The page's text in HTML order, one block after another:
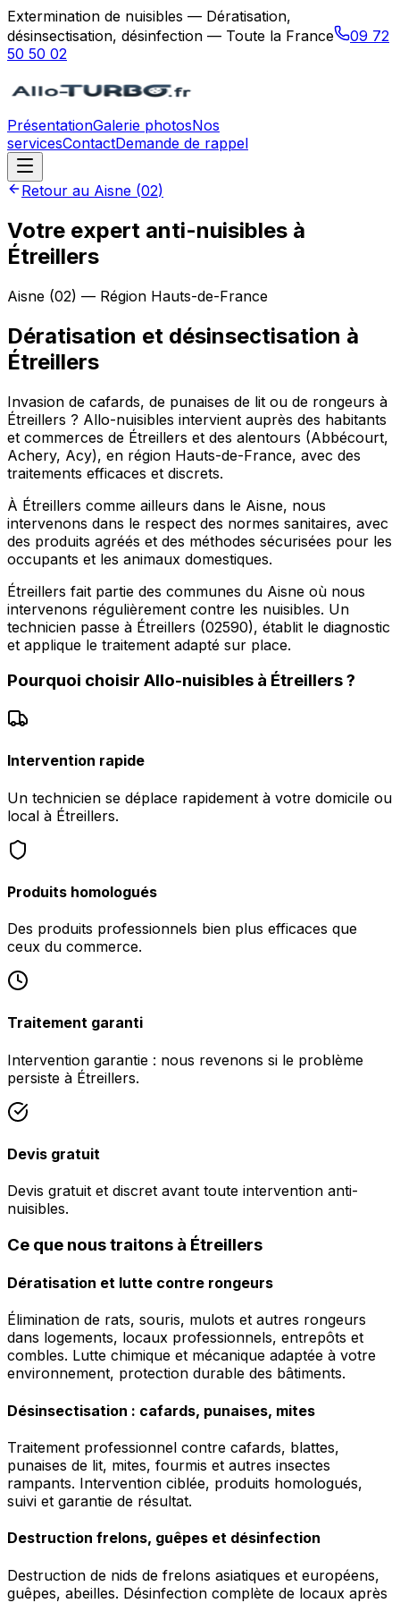
Extermination de nuisibles — Dératisation,
désinsectisation, désinfection — Toute la France
09 72
50 50 02
PrésentationGalerie photosNos
servicesContactDemande de rappel
Retour au Aisne (02)
Votre expert anti-nuisibles à
Étreillers
Aisne (02) — Région Hauts-de-France
Dératisation et désinsectisation à
Étreillers
Invasion de cafards, de punaises de lit ou de rongeurs à
Étreillers ? Allo-nuisibles intervient auprès des habitants
et commerces de Étreillers et des alentours (Abbécourt,
Achery, Acy), en région Hauts-de-France, avec des
traitements efficaces et discrets.
À Étreillers comme ailleurs dans le Aisne, nous
intervenons dans le respect des normes sanitaires, avec
des produits agréés et des méthodes sécurisées pour les
occupants et les animaux domestiques.
Étreillers fait partie des communes du Aisne où nous
intervenons régulièrement contre les nuisibles. Un
technicien passe à Étreillers (02590), établit le diagnostic
et applique le traitement adapté sur place.
Pourquoi choisir Allo-nuisibles à Étreillers?
Intervention rapide
Un technicien se déplace rapidement à votre domicile ou
local à Étreillers.
Produits homologués
Des produits professionnels bien plus efficaces que
ceux du commerce.
Traitement garanti
Intervention garantie : nous revenons si le problème
persiste à Étreillers.
Devis gratuit
Devis gratuit et discret avant toute intervention anti-
nuisibles.
Ce que nous traitons à Étreillers
Dératisation et lutte contre rongeurs
Élimination de rats, souris, mulots et autres rongeurs
dans logements, locaux professionnels, entrepôts et
combles. Lutte chimique et mécanique adaptée à votre
environnement, protection durable des bâtiments.
Désinsectisation : cafards, punaises, mites
Traitement professionnel contre cafards, blattes,
punaises de lit, mites, fourmis et autres insectes
rampants. Intervention ciblée, produits homologués,
suivi et garantie de résultat.
Destruction frelons, guêpes et désinfection
Destruction de nids de frelons asiatiques et européens,
guêpes, abeilles. Désinfection complète de locaux après